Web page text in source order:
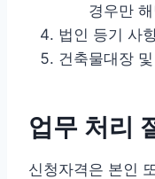
경우만
법인 등기 사
건축물대장
업무 처리
신청자격은 본인